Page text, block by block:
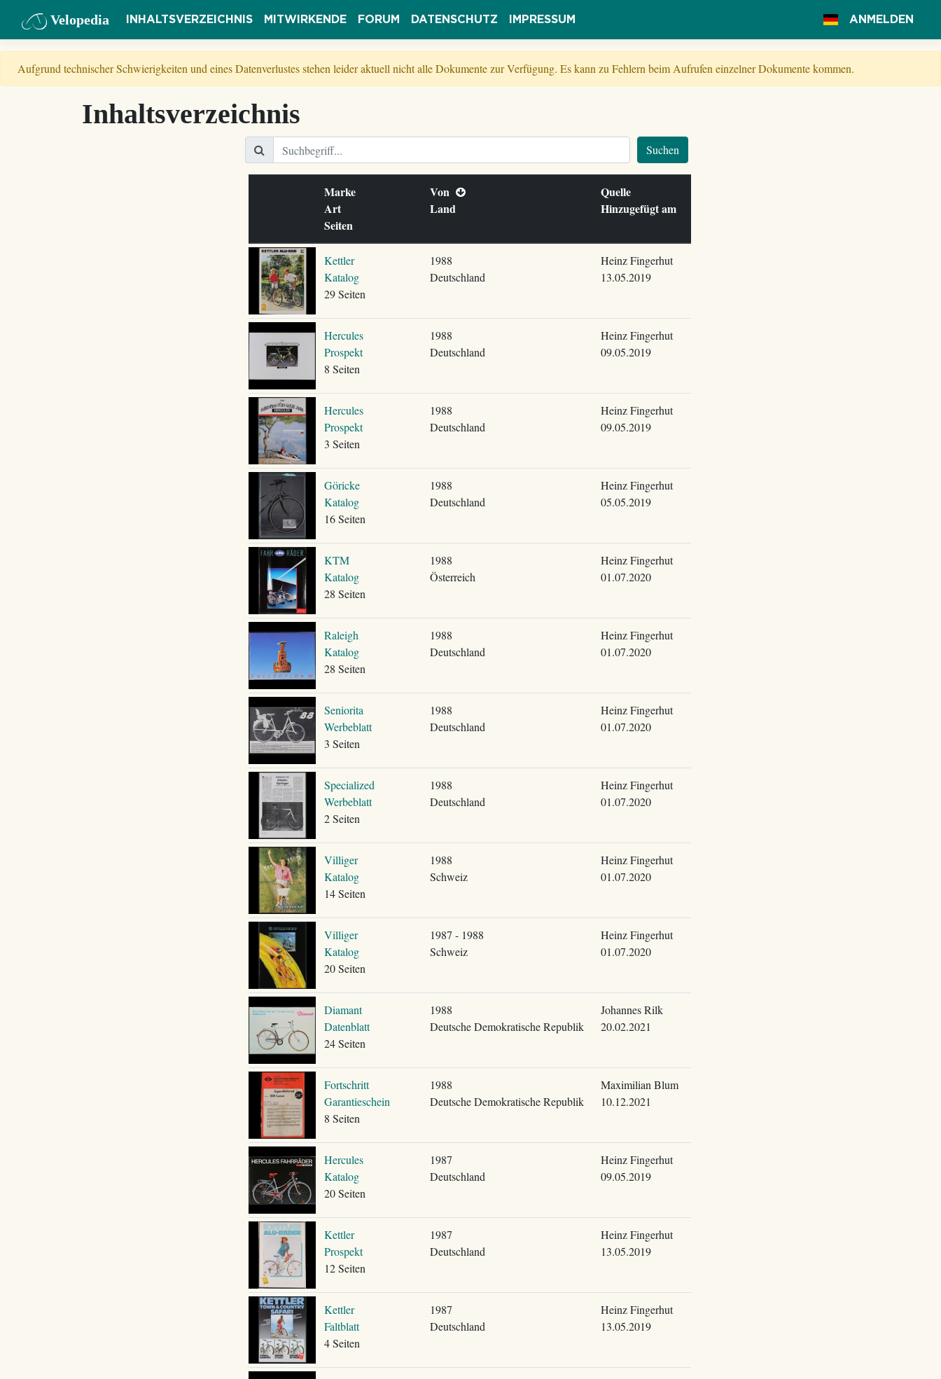
Velopedia INHALTSVERZEICHNIS MITWIRKENDE FORUM DATENSCHUTZ IMPRESSUM ANMELDEN
Aufgrund technischer Schwierigkeiten und eines Datenverlustes stehen leider aktuell nicht alle Dokumente zur Verfügung. Es kann zu Fehlern beim Aufrufen einzelner Dokumente kommen.
Inhaltsverzeichnis
Suchen
Marke
Art
Seiten
Von
Land
Quelle
Hinzugefügt am
Kettler
Katalog
29 Seiten
1988
Deutschland
Heinz Fingerhut
13.05.2019
Hercules
Prospekt
8 Seiten
1988
Deutschland
Heinz Fingerhut
09.05.2019
Hercules
Prospekt
3 Seiten
1988
Deutschland
Heinz Fingerhut
09.05.2019
Göricke
Katalog
16 Seiten
1988
Deutschland
Heinz Fingerhut
05.05.2019
KTM
Katalog
28 Seiten
1988
Österreich
Heinz Fingerhut
01.07.2020
Raleigh
Katalog
28 Seiten
1988
Deutschland
Heinz Fingerhut
01.07.2020
Seniorita
Werbeblatt
3 Seiten
1988
Deutschland
Heinz Fingerhut
01.07.2020
Specialized
Werbeblatt
2 Seiten
1988
Deutschland
Heinz Fingerhut
01.07.2020
Villiger
Katalog
14 Seiten
1988
Schweiz
Heinz Fingerhut
01.07.2020
Villiger
Katalog
20 Seiten
1987 - 1988
Schweiz
Heinz Fingerhut
01.07.2020
Diamant
Datenblatt
24 Seiten
1988
Deutsche Demokratische Republik
Johannes Rilk
20.02.2021
Fortschritt
Garantieschein
8 Seiten
1988
Deutsche Demokratische Republik
Maximilian Blum
10.12.2021
Hercules
Katalog
20 Seiten
1987
Deutschland
Heinz Fingerhut
09.05.2019
Kettler
Prospekt
12 Seiten
1987
Deutschland
Heinz Fingerhut
13.05.2019
Kettler
Faltblatt
4 Seiten
1987
Deutschland
Heinz Fingerhut
13.05.2019